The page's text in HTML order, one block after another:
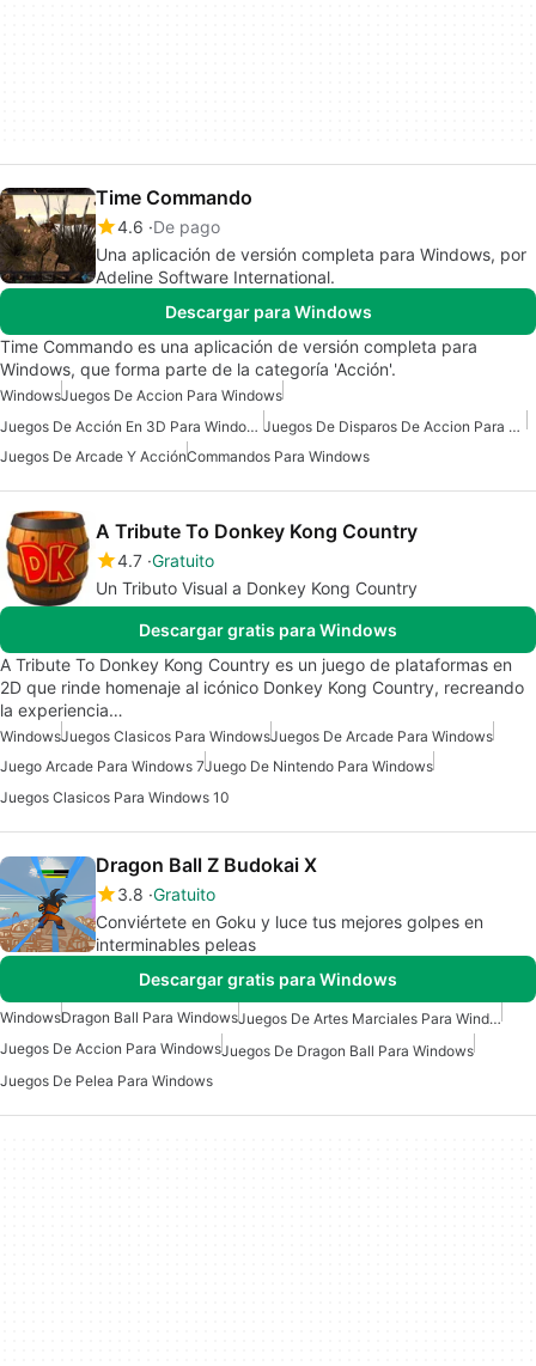
Time Commando
4.6 De pago
Una aplicación de versión completa para Windows, por
Adeline Software International.
Descargar para Windows
Time Commando es una aplicación de versión completa para
Windows, que forma parte de la categoría 'Acción'.
WindowsJuegos De Accion Para Windows
Juegos De Acción En 3D Para Windows
Juegos De Disparos De Accion Para Windows
Juegos De Arcade Y AcciónCommandos Para Windows
A Tribute To Donkey Kong Country
4.7 Gratuito
Un Tributo Visual a Donkey Kong Country
Descargar gratis para Windows
A Tribute To Donkey Kong Country es un juego de plataformas en
2D que rinde homenaje al icónico Donkey Kong Country, recreando
la experiencia…
WindowsJuegos Clasicos Para WindowsJuegos De Arcade Para Windows
Juego Arcade Para Windows 7Juego De Nintendo Para Windows
Juegos Clasicos Para Windows 10
Dragon Ball Z Budokai X
3.8 Gratuito
Conviértete en Goku y luce tus mejores golpes en
interminables peleas
Descargar gratis para Windows
WindowsDragon Ball Para Windows
Juegos De Artes Marciales Para Windows
Juegos De Accion Para WindowsJuegos De Dragon Ball Para Windows
Juegos De Pelea Para Windows